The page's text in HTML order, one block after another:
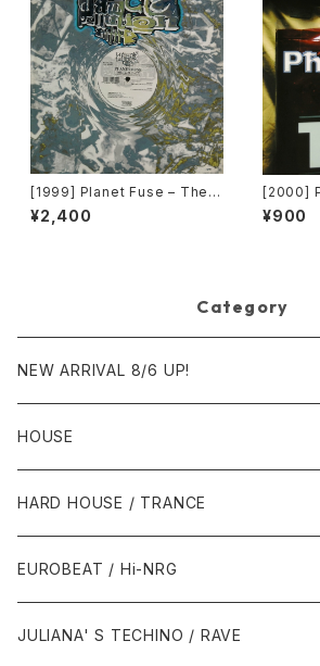
[1999] Planet Fuse – The R
eal Face [Dance Pollution]
¥2,400
[2000]
del
¥900
Category
NEW ARRIVAL 8/6 UP!
HOUSE
1980年代
1987年・以前
1988年
1990年代
1990年
2000年代
HARD HOUSE / TRANCE
1990年代
1994年・以前
2000年代
EUROBEAT / Hi-NRG
1980年代
JULIANA' S TECHINO / RAVE